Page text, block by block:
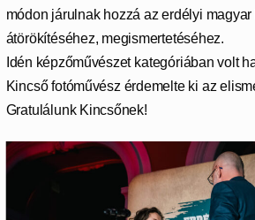
módon járulnak hozzá az erdélyi magyar
átörökítéséhez, megismertetéséhez.
Idén képzőművészet kategóriában volt
Kincső fotóművész érdemelte ki az
Gratulálunk Kincsőnek!